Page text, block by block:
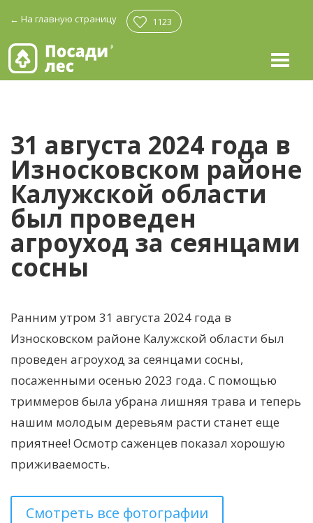
← На главную страницу 1123
31 августа 2024 года в
Износковском районе
Калужской области
был проведен
агроуход за сеянцами
сосны
Ранним утром 31 августа 2024 года в
Износковском районе Калужской области был
проведен агроуход за сеянцами сосны,
посаженными осенью 2023 года. С помощью
триммеров была убрана лишняя трава и теперь
нашим молодым деревьям расти станет еще
приятнее! Осмотр саженцев показал хорошую
приживаемость.
Смотреть все фотографии